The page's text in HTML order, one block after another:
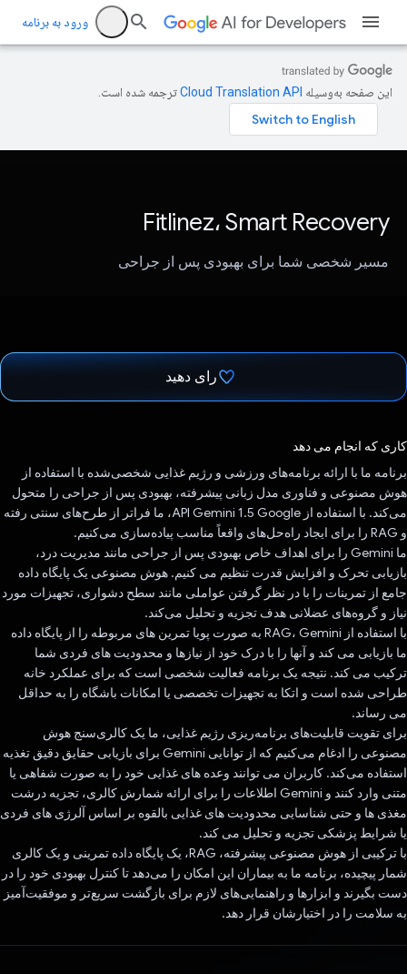
ورود به برنامه
این صفحه به‌وسیله ترجمه شده است.
Fitlinez، Smart Recovery
مسیر شخصی شما برای بهبودی پس از جراحی
رای دهید
کاری که انجام می دهد
برنامه ما با ارائه برنامه‌های ورزشی و رژیم غذایی شخصی‌شده با استفاده از
هوش مصنوعی و فناوری مدل زبانی پیشرفته، بهبودی پس از جراحی را متحول
می‌کند. با استفاده از API Gemini 1.5 Google، ما فراتر از طرح‌های سنتی رفته
و RAG را برای ایجاد راه‌حل‌های واقعاً مناسب پیاده‌سازی می‌کنیم.
ما Gemini را برای اهداف خاص بهبودی پس از جراحی مانند مدیریت درد،
بازیابی تحرک و افزایش قدرت تنظیم می کنیم. هوش مصنوعی یک پایگاه داده
جامع از تمرینات را با در نظر گرفتن عواملی مانند سطح دشواری، تجهیزات مورد
نیاز و گروه‌های عضلانی هدف تجزیه و تحلیل می‌کند.
با استفاده از RAG، Gemini به صورت پویا تمرین های مربوطه را از پایگاه داده
ما بازیابی می کند و آنها را با درک خود از نیازها و محدودیت های فردی شما
ترکیب می کند. نتیجه یک برنامه فعالیت شخصی است که برای عملکرد خانه
طراحی شده است و اتکا به تجهیزات تخصصی یا امکانات باشگاه را به حداقل
می رساند.
برای تقویت قابلیت‌های برنامه‌ریزی رژیم غذایی، ما یک کالری‌سنج هوش
مصنوعی را ادغام می‌کنیم که از توانایی Gemini برای بازیابی حقایق دقیق تغذیه
استفاده می‌کند. کاربران می توانند وعده های غذایی خود را به صورت شفاهی یا
متنی وارد کنند و Gemini اطلاعات را برای ارائه شمارش کالری، تجزیه درشت
مغذی ها و حتی شناسایی محدودیت های غذایی بالقوه بر اساس آلرژی های فردی
یا شرایط پزشکی تجزیه و تحلیل می کند.
با ترکیبی از هوش مصنوعی پیشرفته، RAG، یک پایگاه داده تمرینی و یک کالری
شمار پیچیده، برنامه ما به بیماران این امکان را می‌دهد تا کنترل بهبودی خود را در
دست بگیرند و ابزارها و راهنمایی‌های لازم برای بازگشت سریع‌تر و موفقیت‌آمیز
به سلامت را در اختیارشان قرار دهد.